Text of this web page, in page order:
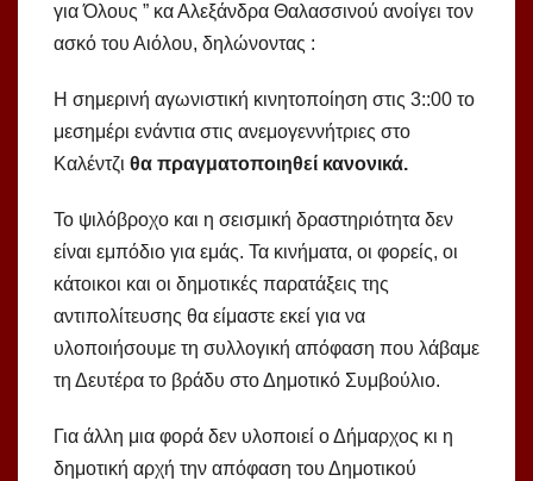
για Όλους ” κα Αλεξάνδρα Θαλασσινού ανοίγει τον
ασκό του Αιόλου, δηλώνοντας :
Η σημερινή αγωνιστική κινητοποίηση στις 3::00 το
μεσημέρι ενάντια στις ανεμογεννήτριες στο
Καλέντζι θα πραγματοποιηθεί κανονικά.
Το ψιλόβροχο και η σεισμική δραστηριότητα δεν
είναι εμπόδιο για εμάς. Τα κινήματα, οι φορείς, οι
κάτοικοι και οι δημοτικές παρατάξεις της
αντιπολίτευσης θα είμαστε εκεί για να
υλοποιήσουμε τη συλλογική απόφαση που λάβαμε
τη Δευτέρα το βράδυ στο Δημοτικό Συμβούλιο.
Για άλλη μια φορά δεν υλοποιεί ο Δήμαρχος κι η
δημοτική αρχή την απόφαση του Δημοτικού